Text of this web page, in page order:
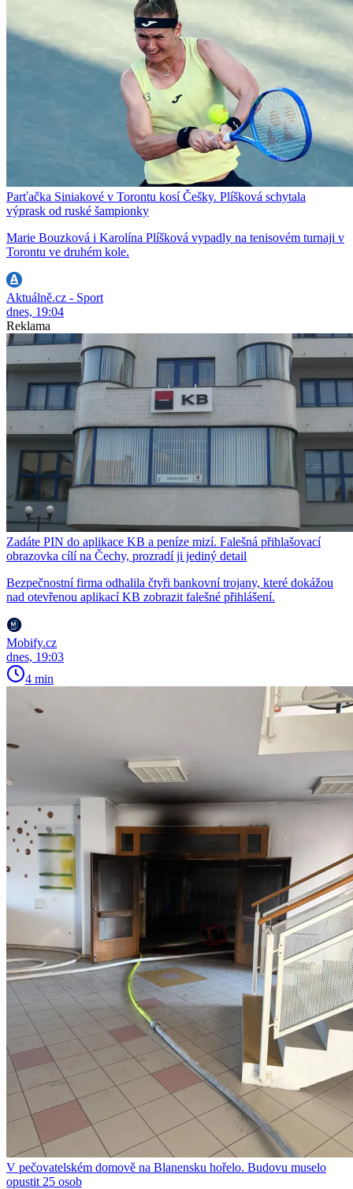
Parťačka Siniakové v Torontu kosí Češky. Plíšková schytala
výprask od ruské šampionky
Marie Bouzková i Karolína Plíšková vypadly na tenisovém turnaji v
Torontu ve druhém kole.
Aktuálně.cz - Sport
dnes, 19:04
Reklama
Zadáte PIN do aplikace KB a peníze mizí. Falešná přihlašovací
obrazovka cílí na Čechy, prozradí ji jediný detail
Bezpečnostní firma odhalila čtyři bankovní trojany, které dokážou
nad otevřenou aplikací KB zobrazit falešné přihlášení.
Mobify.cz
dnes, 19:03
4 min
V pečovatelském domově na Blanensku hořelo. Budovu muselo
opustit 25 osob